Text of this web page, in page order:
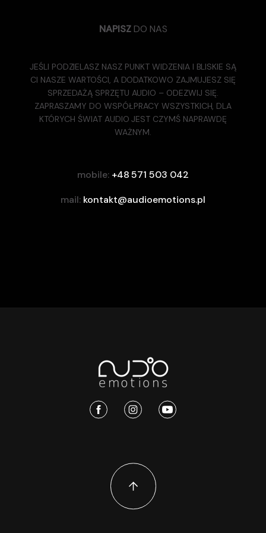
NAPISZ DO NAS
JEŚLI PODZIELASZ NASZ PUNKT WIDZENIA I BLISKIE SĄ
CI NASZE WARTOŚCI, A DODATKOWO ZAJMUJESZ SIĘ
SPRZEDAŻĄ SPRZĘTU AUDIO – ODEZWIJ SIĘ.
ZAPRASZAMY DO WSPÓŁPRACY WSZYSTKICH, DLA
KTÓRYCH ŚWIAT AUDIO JEST CZYMŚ NAPRAWDĘ
WAŻNYM.
mobile: +48 571 503 042
mail: kontakt@audioemotions.pl